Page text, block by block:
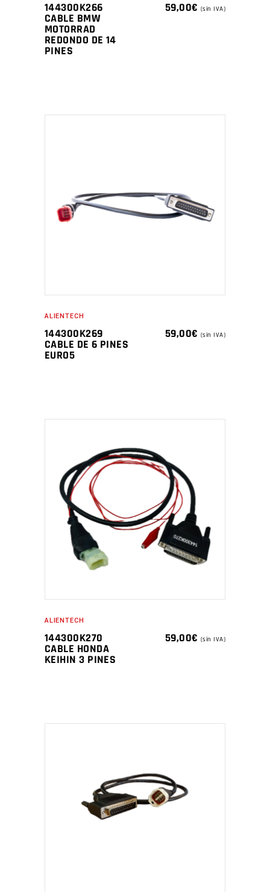
144300K266
CABLE BMW
MOTORRAD
REDONDO DE 14
PINES
59,00€ (sin IVA)
ALIENTECH
144300K269
CABLE DE 6 PINES
EURO5
59,00€ (sin IVA)
ALIENTECH
144300K270
CABLE HONDA
KEIHIN 3 PINES
59,00€ (sin IVA)